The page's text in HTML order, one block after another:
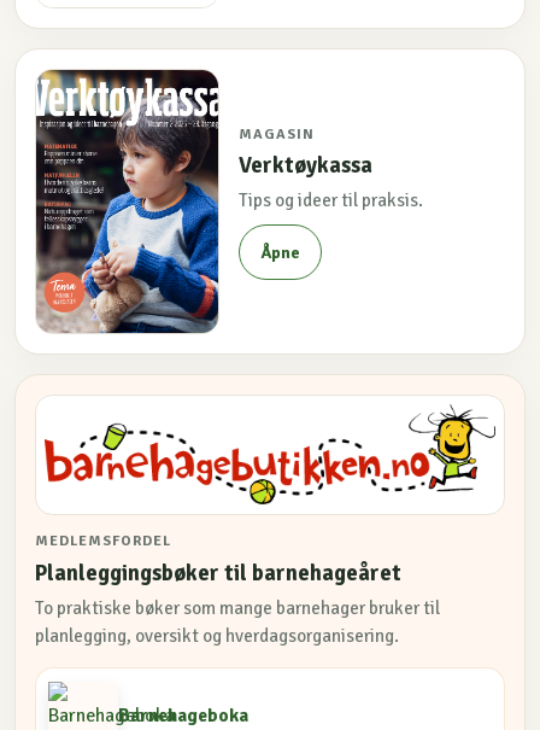
MAGASIN
Verktøykassa
Tips og ideer til praksis.
Åpne
MEDLEMSFORDEL
Planleggingsbøker til barnehageåret
To praktiske bøker som mange barnehager bruker til
planlegging, oversikt og hverdagsorganisering.
Barnehageboka